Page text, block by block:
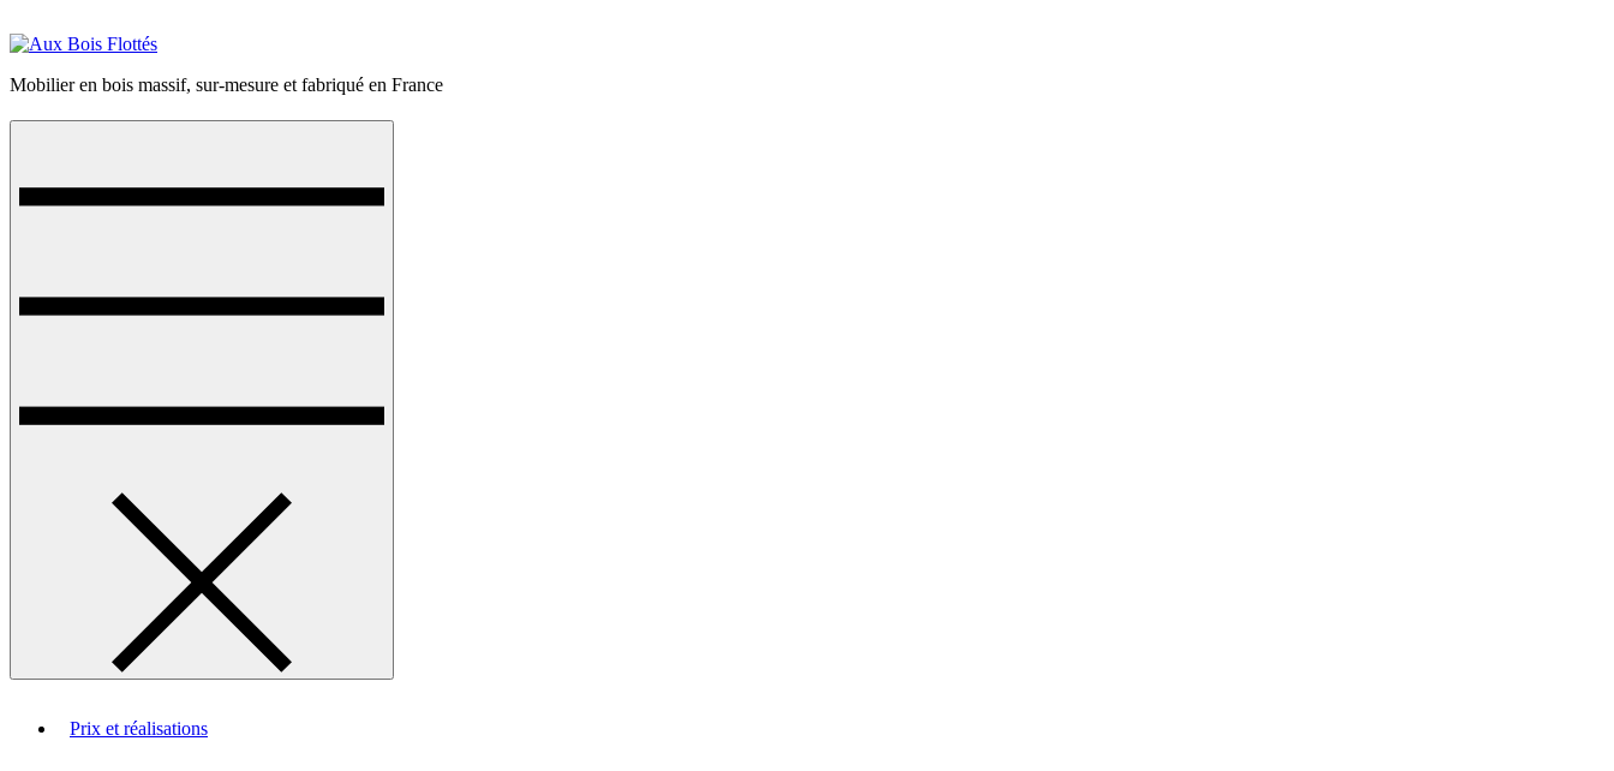
to
Mobilier en bois massif, sur-mesure et fabriqué en France
Prix et réalisations